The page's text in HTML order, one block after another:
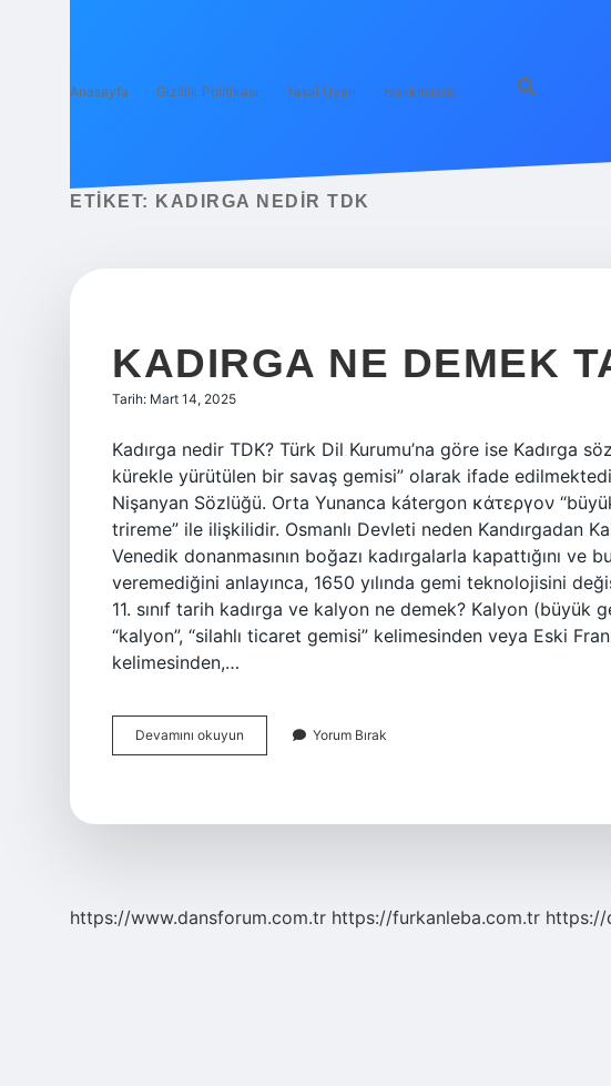
Anasayfa Gizlilik Politikası Yasal Uyarı Hakkımızda
ETIKET: KADIRGA NEDIR TDK
KADIRGA NE DEMEK
Tarih: Mart 14, 2025
Kadırga nedir TDK? Türk Dil Kurumu’na göre ise Kadırga
kürekle yürütülen bir savaş gemisi” olarak ifade
Nişanyan Sözlüğü. Orta Yunanca kátergon κάτεργον
trireme” ile ilişkilidir. Osmanlı Devleti neden Kandırgadan
Venedik donanmasının boğazı kadırgalarla kapattığını ve
veremediğini anlayınca, 1650 yılında gemi teknolojisini
11. sınıf tarih kadırga ve kalyon ne demek? Kalyon (büyük
“kalyon”, “silahlı ticaret gemisi” kelimesinden veya Eski
kelimesinden,…
Devamını okuyun
Ne
Yorum Bırak
https://www.dansforum.com.tr https://furkanleba.com.tr https://